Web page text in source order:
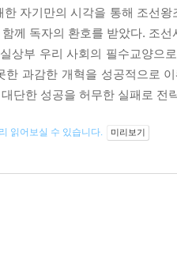
한 자기만의 시각을 통해 조선
께 독자의 환호를 받았다. 조
상부 우리 사회의 필수교양으
한 과감한 개혁을 성공적으로
단한 성공을 허무한 실패로 전
읽어보실 수 있습니다. 미리보기